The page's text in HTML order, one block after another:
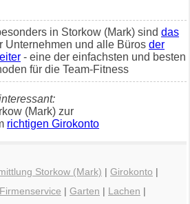
in Storkow (Mark) sind das
Unternehmen und alle Büros der
- eine der einfachsten und besten
für die Team-Fitness
(Mark) zur
richtigen Girokonto
Storkow (Mark) | Girokonto |
Firmenservice | Garten | Lachen |